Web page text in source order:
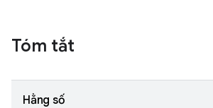
Tóm tắt
Hằng số